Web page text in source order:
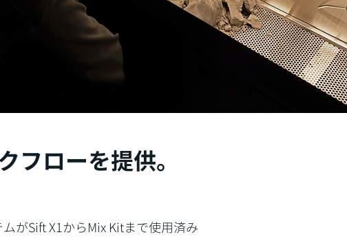
フローを提供。
がSift X1からMix Kitまで使用済み